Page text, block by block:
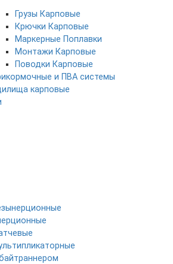
Грузы Карповые
Крючки Карповые
Маркерные Поплавки
Монтажи Карповые
Поводки Карповые
и ПВА системы
карповые